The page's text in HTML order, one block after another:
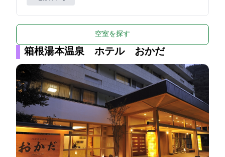
空室を探す
箱根湯本温泉 ホテル おかだ